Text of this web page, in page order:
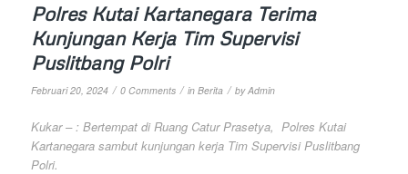
Polres Kutai Kartanegara Terima
Kunjungan Kerja Tim Supervisi
Puslitbang Polri
Februari 20, 2024 / 0 Comments / in Berita / byAdmin
Kukar – : Bertempat di Ruang Catur Prasetya, Polres Kutai
Kartanegara sambut kunjungan kerja Tim Supervisi Puslitbang
Polri.